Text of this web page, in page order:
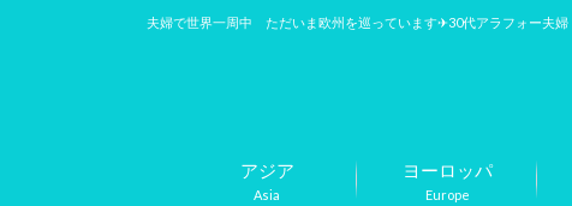
夫婦で世界一周中 ただいま欧州を巡っています✈︎30代アラフォー夫婦
Asia
アジア
Europe
ヨーロッパ